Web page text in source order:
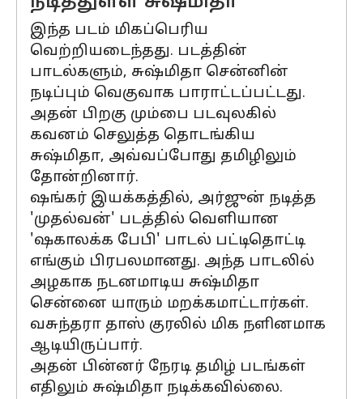
இந்த படம் மிகப்பெரிய
வெற்றியடைந்தது. படத்தின்
பாடல்களும், சுஷ்மிதா சென்னின்
நடிப்பும் வெகுவாக பாராட்டப்பட்டது.
அதன் பிறகு மும்பை படவுலகில்
கவனம் செலுத்த தொடங்கிய
சுஷ்மிதா, அவ்வப்போது தமிழிலும்
தோன்றினார்.
ஷங்கர் இயக்கத்தில், அர்ஜுன் நடித்த
'முதல்வன்' படத்தில் வெளியான
'ஷகாலக்க பேபி' பாடல் பட்டிதொட்டி
எங்கும் பிரபலமானது. அந்த பாடலில்
அழகாக நடனமாடிய சுஷ்மிதா
சென்னை யாரும் மறக்கமாட்டார்கள்.
வசுந்தரா தாஸ் குரலில் மிக நளினமாக
ஆடியிருப்பார்.
அதன் பின்னர் நேரடி தமிழ் படங்கள்
எதிலும் சுஷ்மிதா நடிக்கவில்லை.